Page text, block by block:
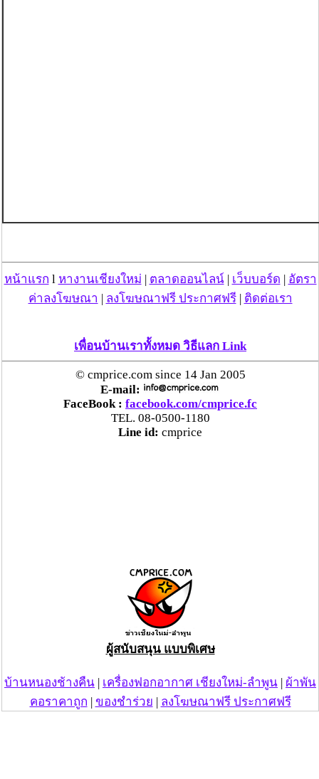
หน้าแรก l หางานเชียงใหม่ | ตลาดออนไลน์| เว็บบอร์ด | อัตรา
ค่าลงโฆษณา | ลงโฆษณาฟรี ประกาศฟรี| ติดต่อเรา
เพื่อนบ้านเราทั้งหมด วิธีแลก Link
© cmprice.com since 14 Jan 2005
E-mail:
FaceBook : facebook.com/cmprice.fc
TEL. 08-0500-1180
Line id: cmprice
ผู้สนับสนุน แบบพิเศษ
บ้านหนองช้างคืน | เครื่องฟอกอากาศ เชียงใหม่-ลำพูน | ผ้าพัน
คอราคาถูก | ของชำร่วย | ลงโฆษณาฟรี ประกาศฟรี